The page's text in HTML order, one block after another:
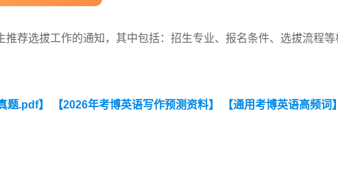
荐选拔工作的通知，其中包括：招生专业、报名条件、选拔流程等
题.pdf】 【2026年考博英语写作预测资料】
【通用考博英语高频词